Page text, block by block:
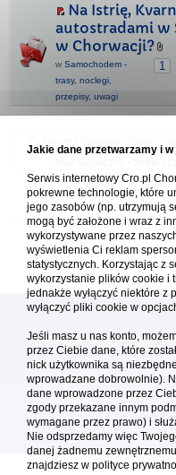
Na Istrię,
autostradami w
w Chorwacji?
1
w Samochodem -
trasy, noclegi,
przepisy, uwagi
Platforma cro.pl© Chorwacja online™
gromadzą na Twoim komputerze
Redakcja platformy cro.pl©
użytkowników. Korzystanie z
wyłącznie informacyjny. Cro.pl© nie
się organizacją imprez
Copyright: cro.pl©
Jakie dane przetwarzamy i
Serwis internetowy Cro.pl
pokrewne technologie, które
jego zasobów (np. utrzymują
mogą być założone i wraz z
wykorzystywane przez
wyświetlenia Ci reklam
statystycznych. Korzystając z
wykorzystanie plików cookie i
jednakże wyłączyć niektóre z
wyłączyć pliki cookie w
Jeśli masz u nas konto,
przez Ciebie dane, które
nick użytkownika są
wprowadzane dobrowolnie).
dane wprowadzone przez
zgody przekazane innym
wymagane przez prawo) i
Nie odsprzedamy więc
danej żadnemu
znajdziesz w polityce